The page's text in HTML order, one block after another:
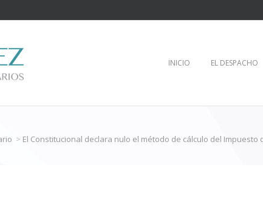
INICIO EL DESPACHO
> El Constitucional declara nulo el método de cálculo del Impuesto